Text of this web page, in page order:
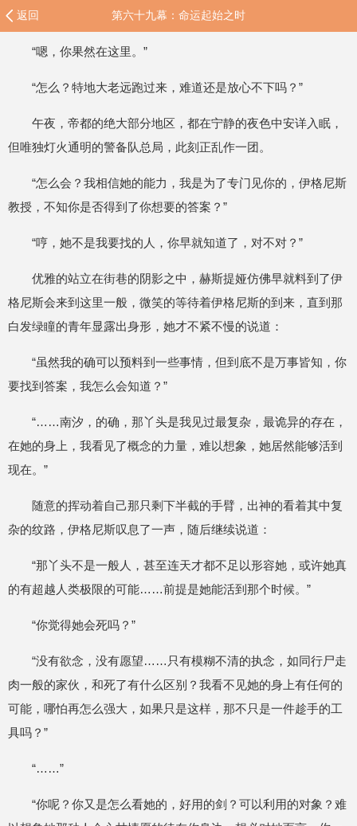
返回 第六十九幕：命运起始之时
“嗯，你果然在这里。”
“怎么？特地大老远跑过来，难道还是放心不下吗？”
午夜，帝都的绝大部分地区，都在宁静的夜色中安详入眠，
但唯独灯火通明的警备队总局，此刻正乱作一团。
“怎么会？我相信她的能力，我是为了专门见你的，伊格尼斯
教授，不知你是否得到了你想要的答案？”
“哼，她不是我要找的人，你早就知道了，对不对？”
优雅的站立在街巷的阴影之中，赫斯提娅仿佛早就料到了伊
格尼斯会来到这里一般，微笑的等待着伊格尼斯的到来，直到那
白发绿瞳的青年显露出身形，她才不紧不慢的说道：
“虽然我的确可以预料到一些事情，但到底不是万事皆知，你
要找到答案，我怎么会知道？”
“……南汐，的确，那丫头是我见过最复杂，最诡异的存在，
在她的身上，我看见了概念的力量，难以想象，她居然能够活到
现在。”
随意的挥动着自己那只剩下半截的手臂，出神的看着其中复
杂的纹路，伊格尼斯叹息了一声，随后继续说道：
“那丫头不是一般人，甚至连天才都不足以形容她，或许她真
的有超越人类极限的可能……前提是她能活到那个时候。”
“你觉得她会死吗？”
“没有欲念，没有愿望……只有模糊不清的执念，如同行尸走
肉一般的家伙，和死了有什么区别？我看不见她的身上有任何的
可能，哪怕再怎么强大，如果只是这样，那不只是一件趁手的工
具吗？”
“……”
“你呢？你又是怎么看她的，好用的剑？可以利用的对象？难